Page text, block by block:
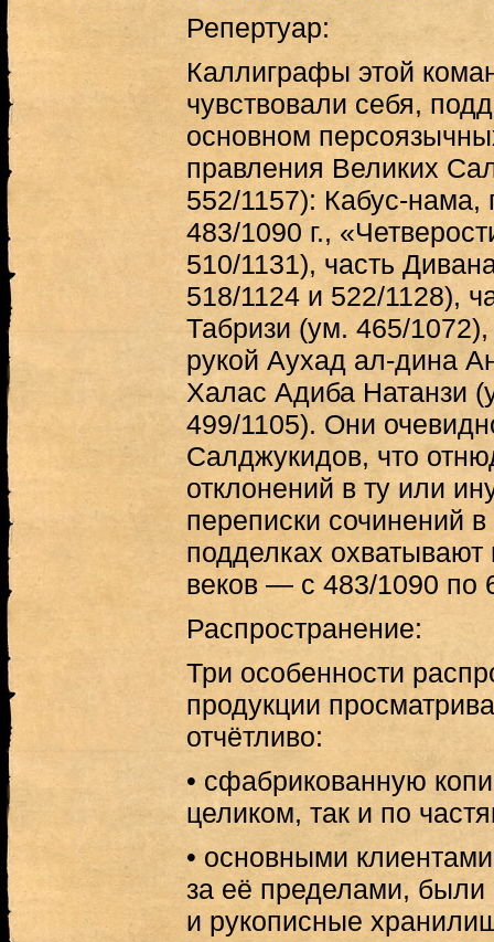
Репертуар:
Каллиграфы этой
чувствовали себя,
основном
правления Великих
552/1157): Кабус-нама,
483/1090 г.,
510/1131), часть
518/1124 и 522/1128),
Табризи (ум. 465/
рукой Аухад ал-дина
Халас Адиба Натанзи
499/1105). Они
Салджукидов, что
отклонений в ту или
переписки сочинений
подделках
веков — с 483/1090 по
Распространение:
Три особенности
продукции
отчётливо:
• сфабрикованную
целиком, так и по
• основными
за её пределами, были
и рукописные